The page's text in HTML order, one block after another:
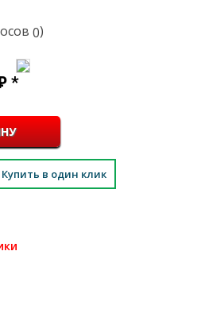
0)
*
Купить в один клик